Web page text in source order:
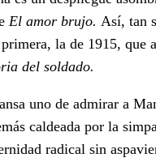
El amor brujo. Así, tan
la de 1915, que
del soldado.
uno de admirar a
caldeada por la
radical sin